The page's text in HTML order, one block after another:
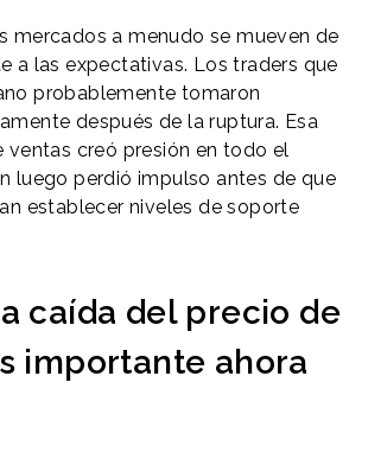
mercados a menudo se mueven de
a las expectativas. Los traders que
probablemente tomaron
después de la ruptura. Esa
ventas creó presión en todo el
luego perdió impulso antes de que
establecer niveles de soporte
caída del precio de
importante ahora